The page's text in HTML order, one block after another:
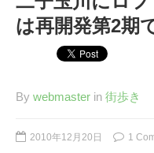
は再開発第2期
By webmaster in 街歩き
2010年12月20日 1